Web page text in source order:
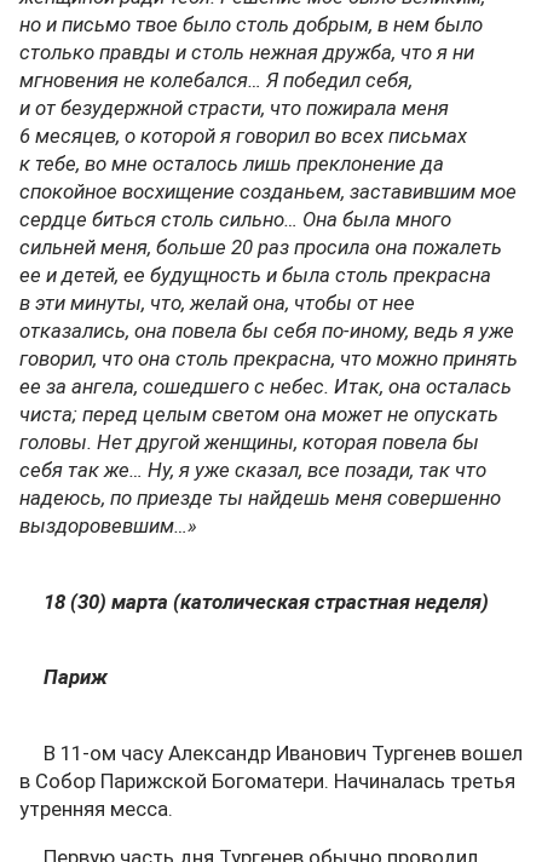
но и письмо твое было столь добрым, в нем было
столько правды и столь нежная дружба, что я ни
мгновения не колебался… Я победил себя,
и от безудержной страсти, что пожирала меня
6 месяцев, о которой я говорил во всех письмах
к тебе, во мне осталось лишь преклонение да
спокойное восхищение созданьем, заставившим мое
сердце биться столь сильно… Она была много
сильней меня, больше 20 раз просила она пожалеть
ее и детей, ее будущность и была столь прекрасна
в эти минуты, что, желай она, чтобы от нее
отказались, она повела бы себя по-иному, ведь я уже
говорил, что она столь прекрасна, что можно принять
ее за ангела, сошедшего с небес. Итак, она осталась
чиста; перед целым светом она может не опускать
головы. Нет другой женщины, которая повела бы
себя так же… Ну, я уже сказал, все позади, так что
надеюсь, по приезде ты найдешь меня совершенно
выздоровевшим…»
18 (30) марта (католическая страстная неделя)
Париж
В 11-ом часу Александр Иванович Тургенев вошел
в Собор Парижской Богоматери. Начиналась третья
утренняя месса.
Первую часть дня Тургенев обычно проводил